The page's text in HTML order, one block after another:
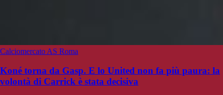
Calciomercato AS Roma
Koné torna da Gasp. E lo United non fa più paura: la
volontà di Carrick è stata decisiva